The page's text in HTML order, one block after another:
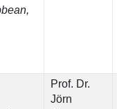
Prof. Dr.
Jörn